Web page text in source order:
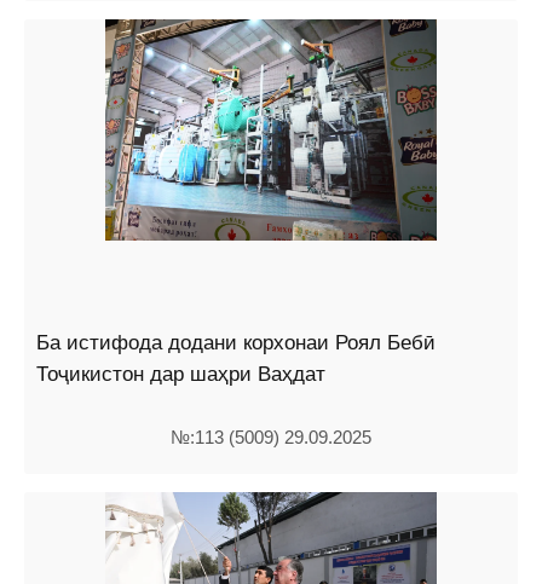
Ба истифода додани корхонаи Роял Бебӣ
Тоҷикистон дар шаҳри Ваҳдат
№:113 (5009) 29.09.2025